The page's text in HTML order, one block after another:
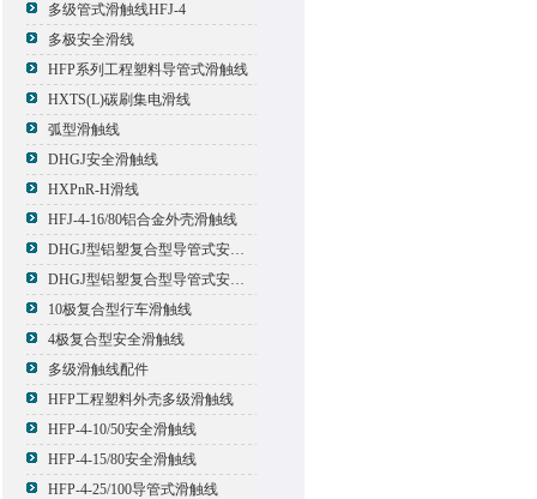
多级管式滑触线HFJ-4
多极安全滑线
HFP系列工程塑料导管式滑触线
HXTS(L)碳刷集电滑线
弧型滑触线
DHGJ安全滑触线
HXPnR-H滑线
HFJ-4-16/80铝合金外壳滑触线
DHGJ型铝塑复合型导管式安全滑触线
DHGJ型铝塑复合型导管式安全滑触线
10极复合型行车滑触线
4极复合型安全滑触线
多级滑触线配件
HFP工程塑料外壳多级滑触线
HFP-4-10/50安全滑触线
HFP-4-15/80安全滑触线
HFP-4-25/100导管式滑触线